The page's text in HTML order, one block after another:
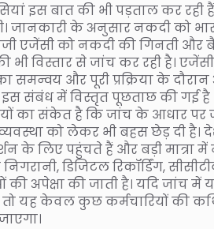
इस बात की भी पड़ताल कर
जानकारी के अनुसार नकदी को
एजेंसी को नकदी की गिनती और
भी विस्तार से जांच कर रही है।
समन्वय और पूरी प्रक्रिया के
इस संबंध में विस्तृत पूछताछ की गई
का संकेत है कि जांच के आधार पर
को लेकर भी बहस छेड़ दी है।
के लिए पहुंचते हैं और बड़ी
डिजिटल रिकॉर्डिंग,
की अपेक्षा की जाती है। यदि जांच में
तो यह केवल कुछ कर्मचारियों की